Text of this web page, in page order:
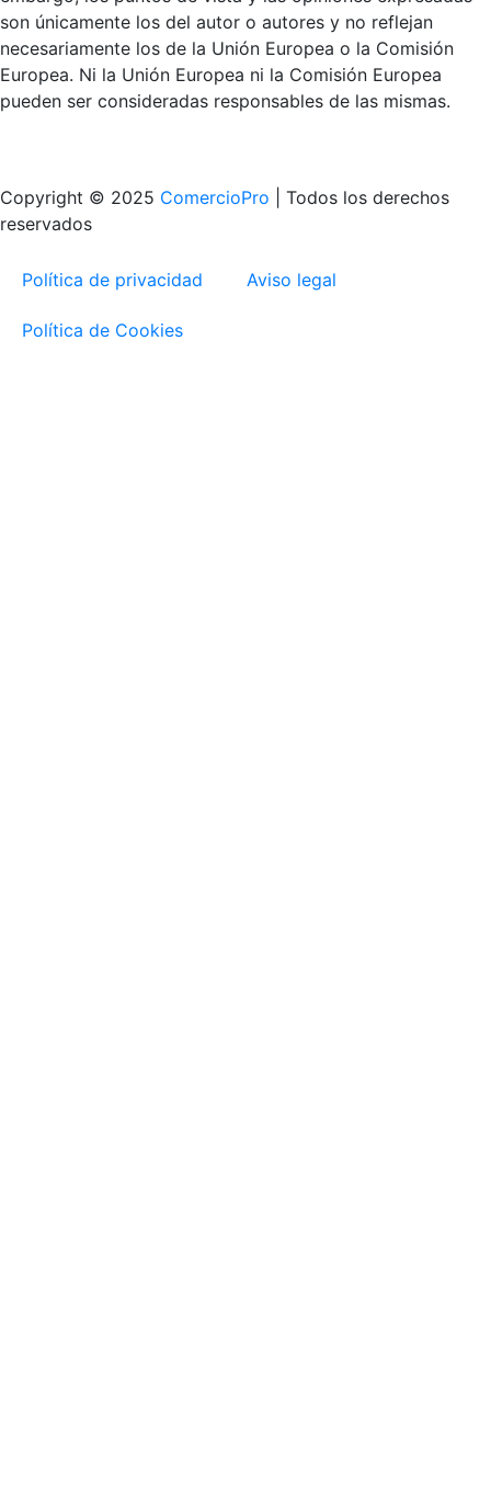
son únicamente los del autor o autores y no reflejan
necesariamente los de la Unión Europea o la Comisión
Europea. Ni la Unión Europea ni la Comisión Europea
pueden ser consideradas responsables de las mismas.
Copyright © 2025 ComercioPro | Todos los derechos
reservados
Política de privacidad Aviso legal
Política de Cookies